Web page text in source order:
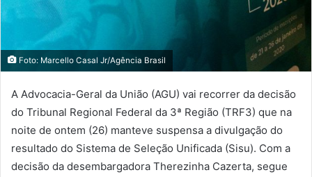
Foto: Marcello Casal Jr/Agência Brasil
A Advocacia-Geral da União (AGU) vai recorrer da decisão
do Tribunal Regional Federal da 3ª Região (TRF3) que na
noite de ontem (26) manteve suspensa a divulgação do
resultado do Sistema de Seleção Unificada (Sisu). Com a
decisão da desembargadora Therezinha Cazerta, segue